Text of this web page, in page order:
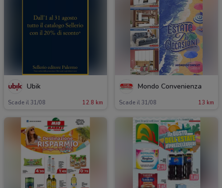
Ubik
Scade il 31/08 12.8 km
Mondo Convenienza
Scade il 31/08 13 km